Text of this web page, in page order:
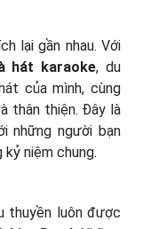
lại gần nhau. Với
hát karaoke, du
của mình, cùng
thân thiện. Đây là
những người bạn
kỷ niệm chung.
thuyền luôn được